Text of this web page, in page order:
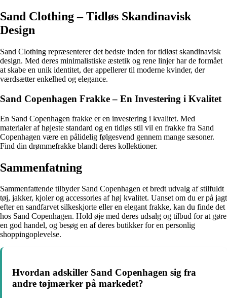
Sand Clothing – Tidløs Skandinavisk
Design
Sand Clothing repræsenterer det bedste inden for tidløst skandinavisk
design. Med deres minimalistiske æstetik og rene linjer har de formået
at skabe en unik identitet, der appellerer til moderne kvinder, der
værdsætter enkelhed og elegance.
Sand Copenhagen Frakke – En Investering i Kvalitet
En Sand Copenhagen frakke er en investering i kvalitet. Med
materialer af højeste standard og en tidløs stil vil en frakke fra Sand
Copenhagen være en pålidelig følgesvend gennem mange sæsoner.
Find din drømmefrakke blandt deres kollektioner.
Sammenfatning
Sammenfattende tilbyder Sand Copenhagen et bredt udvalg af stilfuldt
tøj, jakker, kjoler og accessories af høj kvalitet. Uanset om du er på jagt
efter en sandfarvet silkeskjorte eller en elegant frakke, kan du finde det
hos Sand Copenhagen. Hold øje med deres udsalg og tilbud for at gøre
en god handel, og besøg en af deres butikker for en personlig
shoppingoplevelse.
Hvordan adskiller Sand Copenhagen sig fra
andre tøjmærker på markedet?